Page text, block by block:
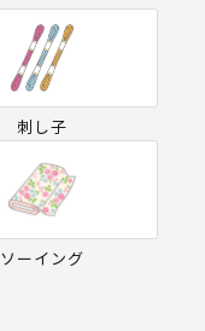
刺し子
ソーイング